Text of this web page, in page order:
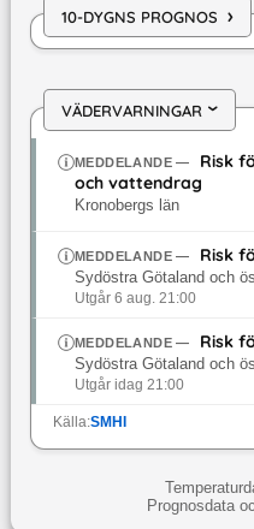
10-DYGNS PROGNOS ›
VÄDERVARNINGAR›
MEDDELANDE—
Risk
och vattendrag
Kronobergs län
MEDDELANDE— Risk
Sydöstra Götaland och
Utgår 6 aug. 21:00
MEDDELANDE— Risk
Sydöstra Götaland och
Utgår idag 21:00
Källa:SMHI
Prognosdata